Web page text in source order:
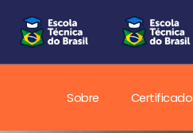
Sobre Certificado